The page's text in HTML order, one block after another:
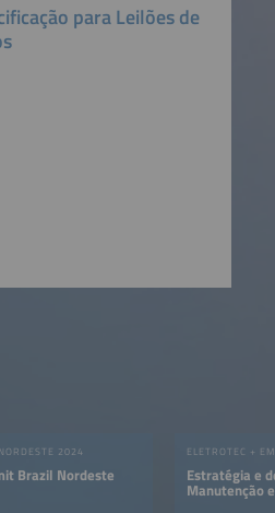
para Leilões de
2024
Brazil Nordeste Estratégia e
Manutenção
primeiro